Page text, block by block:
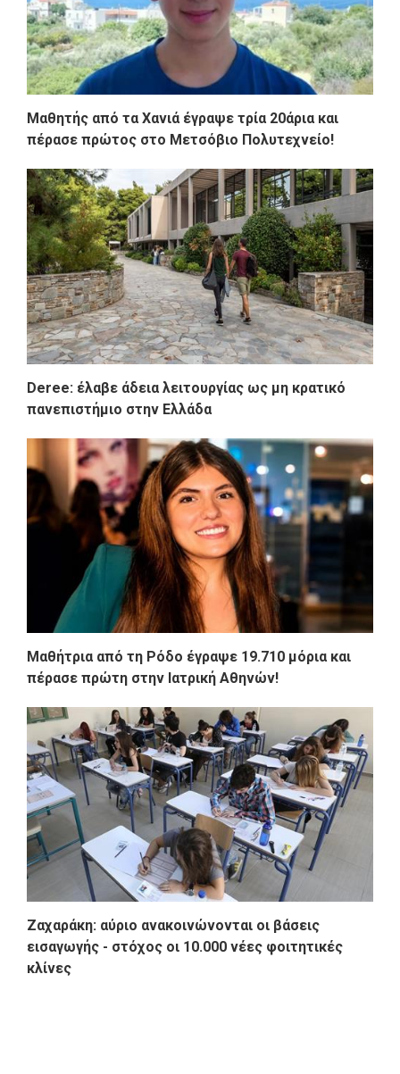
Μαθητής από τα Χανιά έγραψε τρία 20άρια και
πέρασε πρώτος στο Μετσόβιο Πολυτεχνείο!
Deree: έλαβε άδεια λειτουργίας ως μη κρατικό
πανεπιστήμιο στην Ελλάδα
Μαθήτρια από τη Ρόδο έγραψε 19.710 μόρια και
πέρασε πρώτη στην Ιατρική Αθηνών!
Ζαχαράκη: αύριο ανακοινώνονται οι βάσεις
εισαγωγής - στόχος οι 10.000 νέες φοιτητικές
κλίνες